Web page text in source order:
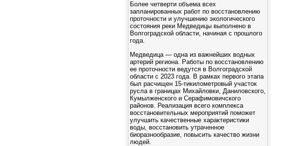
Более четверти объема всех
запланированных работ по восстановлению
проточности и улучшению экологического
состояния реки Медведицы выполнено в
Волгоградской области, начиная с прошлого
года.
Медведица — одна из важнейших водных
артерий региона. Работы по восстановлению
ее проточности ведутся в Волгоградской
области с 2023 года. В рамках первого этапа
был расчищен 15-тикилометровый участок
русла в границах Михайловки, Даниловского,
Кумылженского и Серафимовичского
районов. Реализация всего комплекса
восстановительных мероприятий поможет
улучшить качественные характеристики
воды, восстановить утраченное
биоразнообразие, повысить качество жизни
людей.